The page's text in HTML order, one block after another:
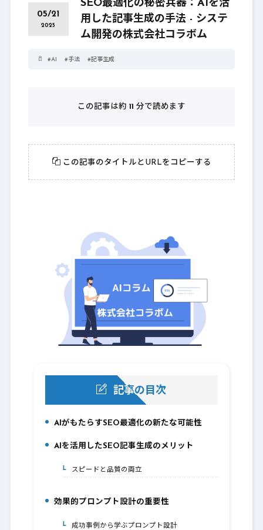
05/21
2025
SEO最適化の秘密兵器：AIを活
用した記事生成の手法 - システ
ム開発の株式会社コラボム
#AI #手法 #記事生成
この記事は約 11 分で読めます
この記事のタイトルとURLをコピーする
記事の目次
AIがもたらすSEO最適化の新たな可能性
2.AIを活用したSEO記事生成のメリット
2-1.スピードと品質の両立
3.効果的プロンプト設計の重要性
3-1.成功事例から学ぶプロンプト設計